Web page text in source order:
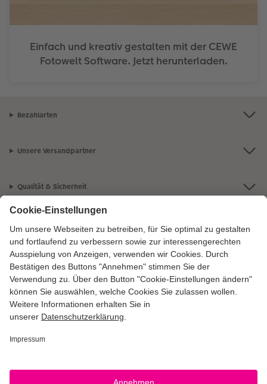
Einfach und kreativ gestalten mit der CEWE
Fotowelt Software. Jetzt herunterladen.
Bezahlarten
Unsere Versandpartner
Qualität & Sicherheit
CEWE Fotowelt
Sortiment